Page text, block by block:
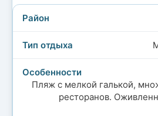
Пляж с мелкой галькой,
ресторанов.